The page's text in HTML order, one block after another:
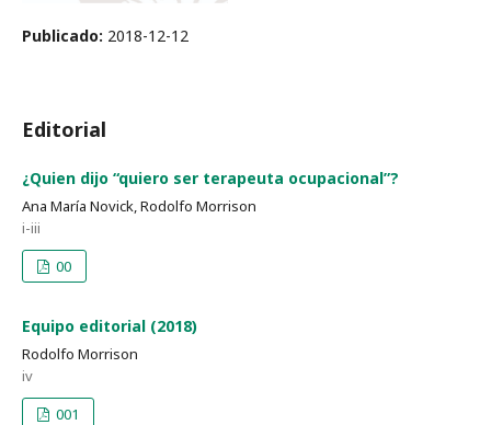
Publicado: 2018-12-12
Editorial
¿Quien dijo “quiero ser terapeuta ocupacional”?
Ana María Novick, Rodolfo Morrison
i-iii
00
Equipo editorial (2018)
Rodolfo Morrison
iv
001